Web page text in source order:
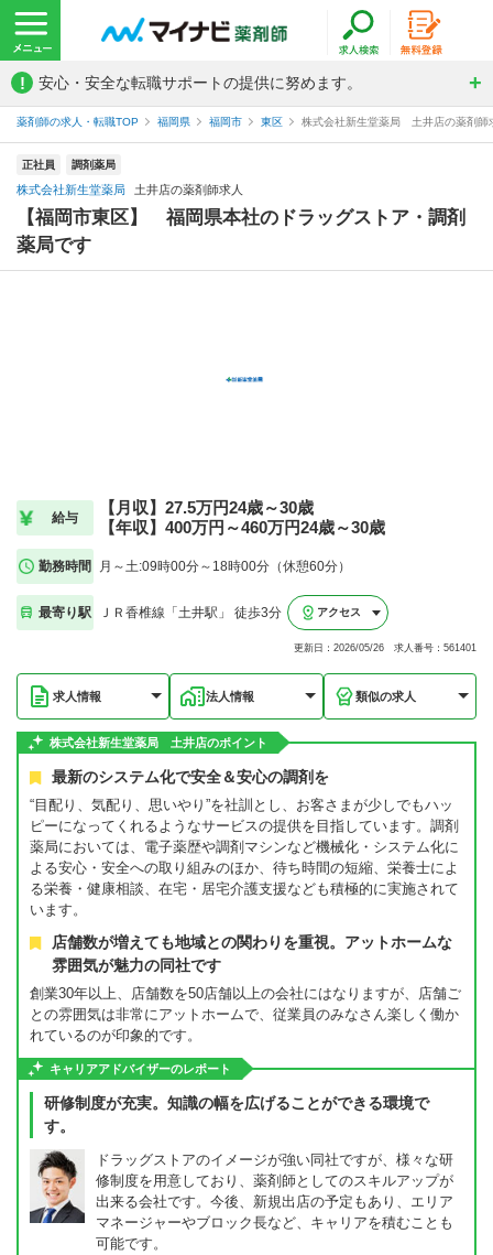
! 安心・安全な転職サポートの提供に努めます。
薬剤師の求人・転職TOP 福岡県 福岡市 東区 株式会社新生堂薬局 土井店の薬剤師
正社員 調剤薬局
株式会社新生堂薬局 土井店の薬剤師求人
【福岡市東区】 福岡県本社のドラッグストア・調剤
薬局です
給与
【月収】27.5万円24歳～30歳
【年収】400万円～460万円24歳～30歳
勤務時間 月～土:09時00分～18時00分（休憩60分）
最寄り駅 ＪＲ香椎線「土井駅」 徒歩3分 アクセス
更新日：2026/05/26 求人番号：561401
求人情報 法人情報 類似の求人
株式会社新生堂薬局 土井店のポイント
最新のシステム化で安全＆安心の調剤を
“目配り、気配り、思いやり”を社訓とし、お客さまが少しでもハッ
ピーになってくれるようなサービスの提供を目指しています。調剤
薬局においては、電子薬歴や調剤マシンなど機械化・システム化に
よる安心・安全への取り組みのほか、待ち時間の短縮、栄養士によ
る栄養・健康相談、在宅・居宅介護支援なども積極的に実施されて
います。
店舗数が増えても地域との関わりを重視。アットホームな
雰囲気が魅力の同社です
創業30年以上、店舗数を50店舗以上の会社にはなりますが、店舗ご
との雰囲気は非常にアットホームで、従業員のみなさん楽しく働か
れているのが印象的です。
キャリアアドバイザーのレポート
研修制度が充実。知識の幅を広げることができる環境で
す。
ドラッグストアのイメージが強い同社ですが、様々な研
修制度を用意しており、薬剤師としてのスキルアップが
出来る会社です。今後、新規出店の予定もあり、エリア
マネージャーやブロック長など、キャリアを積むことも
可能です。